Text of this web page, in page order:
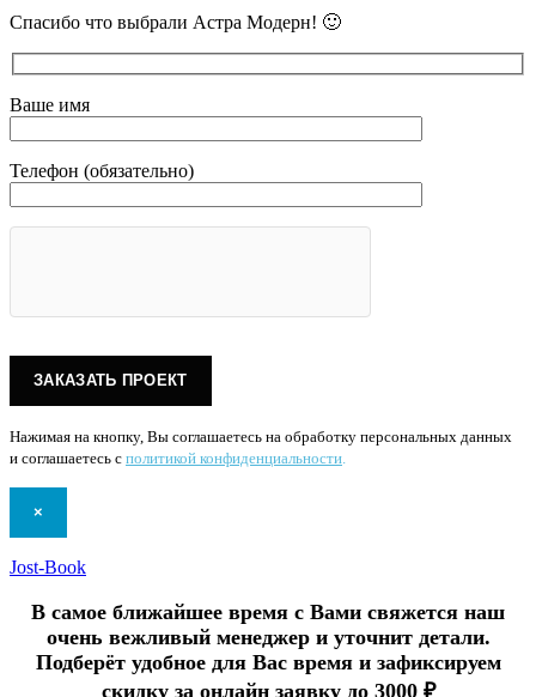
Спасибо что выбрали Астра Модерн! 🙂
Ваше имя
Телефон (обязательно)
Нажимая на кнопку, Вы соглашаетесь на обработку персональных данных
и соглашаетесь с политикой конфиденциальности.
×
Jost-Book
В самое ближайшее время с Вами свяжется наш
очень вежливый менеджер и уточнит детали.
Подберёт удобное для Вас время и зафиксируем
скидку за онлайн заявку до 3000 ₽